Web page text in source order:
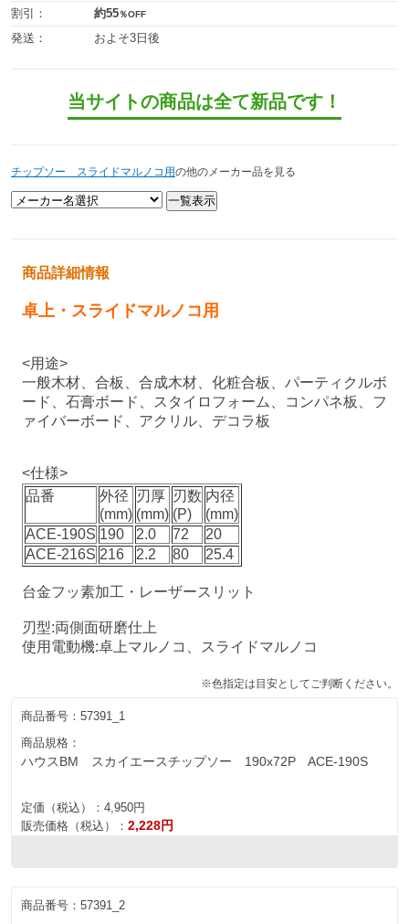
割引：
約55％OFF
発送： およそ3日後
当サイトの商品は全て新品です！
チップソー スライドマルノコ用の他のメーカー品を見る
商品詳細情報
卓上・スライドマルノコ用
<用途>
一般木材、合板、合成木材、化粧合板、パーティクルボ
ード、石膏ボード、スタイロフォーム、コンパネ板、フ
ァイバーボード、アクリル、デコラ板
<仕様>
品番
外径
(mm)
刃厚
(mm)
刃数
(P)
内径
(mm)
ACE-190S 190 2.0 72
20
ACE-216S 216 2.2 80 25.4
台金フッ素加工・レーザースリット
刃型:両側面研磨仕上
使用電動機:卓上マルノコ、スライドマルノコ
※色指定は目安としてご判断ください。
商品番号： 57391_1
商品規格：
ハウスBM スカイエースチップソー 190x72P ACE-190S
定価（税込）： 4,950円
販売価格（税込）： 2,228円
商品番号： 57391_2